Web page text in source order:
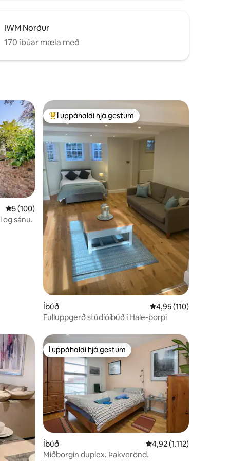
IWM Norður
170 íbúar mæla með
5 af 5 í meðaleinkunn, 100 umsagnir
5 (100)
og sánu.
Í mestu uppáhaldi hjá gestum
Í uppáhaldi hjá gestum
Íbúð 4,95 af 5 í
4,95 (110)
Fulluppgerð stúdíóíbúð í Hale-þorpi
Í uppáhaldi hjá gestum
Í uppáhaldi hjá gestum
Íbúð 4,92 af 5 í
4,92 (1.112)
Miðborgin duplex. Þakverönd.